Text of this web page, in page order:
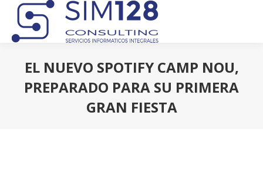
EL NUEVO SPOTIFY CAMP NOU,
PREPARADO PARA SU PRIMERA
GRAN FIESTA